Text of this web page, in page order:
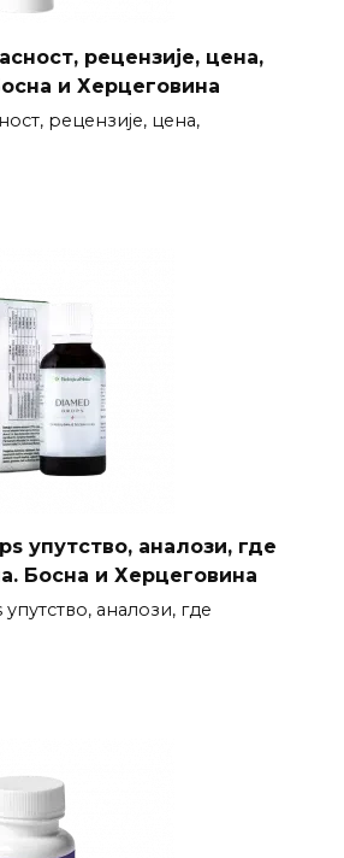
рецензије, цена,
и Херцеговина
рецензије, цена,
упутство, аналози, где
Босна и Херцеговина
аналози, где